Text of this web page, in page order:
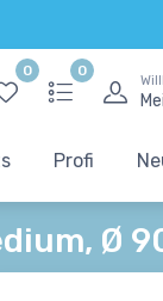
0 0
Profi
Ø